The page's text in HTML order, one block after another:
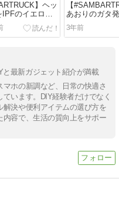
】ヘッ
IPFのイエロー
た
【
あおりのガタ
3年前
と最新ガジェット紹介が満載
ホの新調など、日常の快適さ
います。DIY経験者だけでなく
決や便利アイテムの選び方を
容で、生活の質向上をサポー